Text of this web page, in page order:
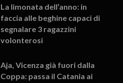
La limonata dell’anno: in
faccia alle beghine capaci di
segnalare 3 ragazzini
volonterosi
Aja, Vicenza già fuori dalla
Coppa: passa il Catania ai